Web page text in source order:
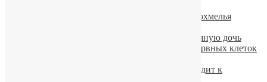
Физкультура не помогает избавиться от похмелья
Мать с проблемой алкоголизма родила пьяную дочь
Алкоголь тормозит образование новых нервных клеток
Чрезмерное употребление алкоголя приводит к